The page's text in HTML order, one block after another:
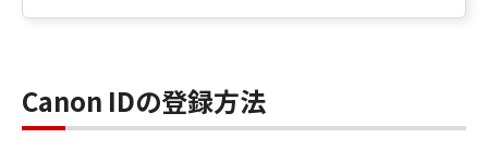
Canon IDの登録方法